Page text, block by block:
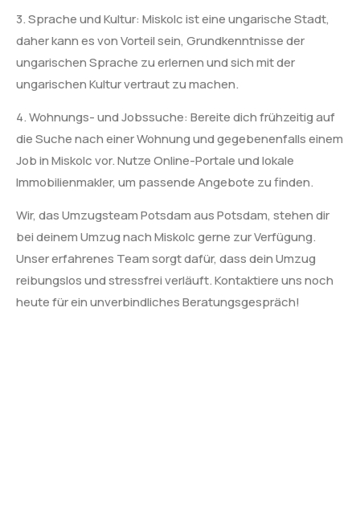
3. Sprache und Kultur: Miskolc ist eine ungarische Stadt,
daher kann es von Vorteil sein, Grundkenntnisse der
ungarischen Sprache zu erlernen und sich mit der
ungarischen Kultur vertraut zu machen.
4. Wohnungs- und Jobssuche: Bereite dich frühzeitig auf
die Suche nach einer Wohnung und gegebenenfalls einem
Job in Miskolc vor. Nutze Online-Portale und lokale
Immobilienmakler, um passende Angebote zu finden.
Wir, das Umzugsteam Potsdam aus Potsdam, stehen dir
bei deinem Umzug nach Miskolc gerne zur Verfügung.
Unser erfahrenes Team sorgt dafür, dass dein Umzug
reibungslos und stressfrei verläuft. Kontaktiere uns noch
heute für ein unverbindliches Beratungsgespräch!